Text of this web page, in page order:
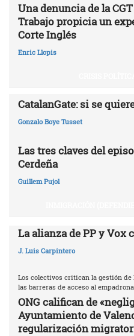
Una denuncia de la
Trabajo propicia un
Corte Inglés
Enric Llopis
CatalanGate: si se
Gonzalo Boye Tusset
Las tres claves del
Cerdeña
Guillem Pujol
La alianza de PP y Vox
J. Luis Carpintero
Los colectivos critican la gestión
las barreras de acceso al
ONG califican de
Ayuntamiento de
regularización